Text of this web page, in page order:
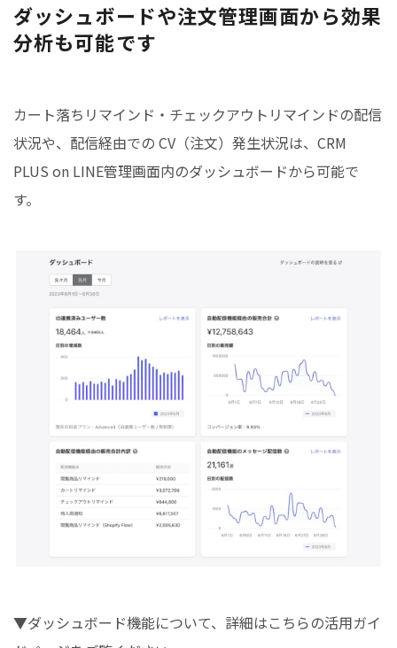
ダッシュボードや注文管理画面から効果
分析も可能です
カート落ちリマインド・チェックアウトリマインドの配信
状況や、配信経由での CV（注文）発生状況は、CRM
PLUS on LINE管理画面内のダッシュボードから可能で
す。
▼ダッシュボード機能について、詳細はこちらの活用ガイ